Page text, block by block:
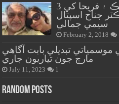
هزار خان بجاراڻي کي هڪ ۽ فريحا کي 3
جناح اسپتال
سيمي جمالي
February 2, 2018
۾ جولاءِ16تي موسمياتي تبديلي بابت آگاهي
مارچ جون تياريون جاري
July 11, 2023 1
Random Posts